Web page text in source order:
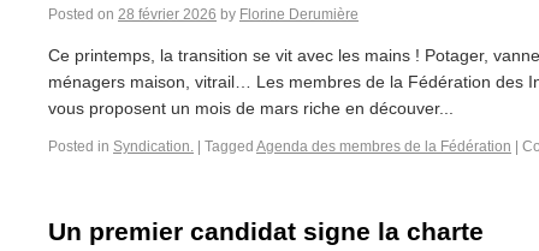
Posted on 28 février 2026 by Florine Derumière
Ce printemps, la transition se vit avec les mains ! Potager,
ménagers maison, vitrail… Les membres de la Fédération des
vous proposent un mois de mars riche en découver...
Posted in Syndication. Tagged Agenda des membres de la Fédération
Un premier candidat signe la charte